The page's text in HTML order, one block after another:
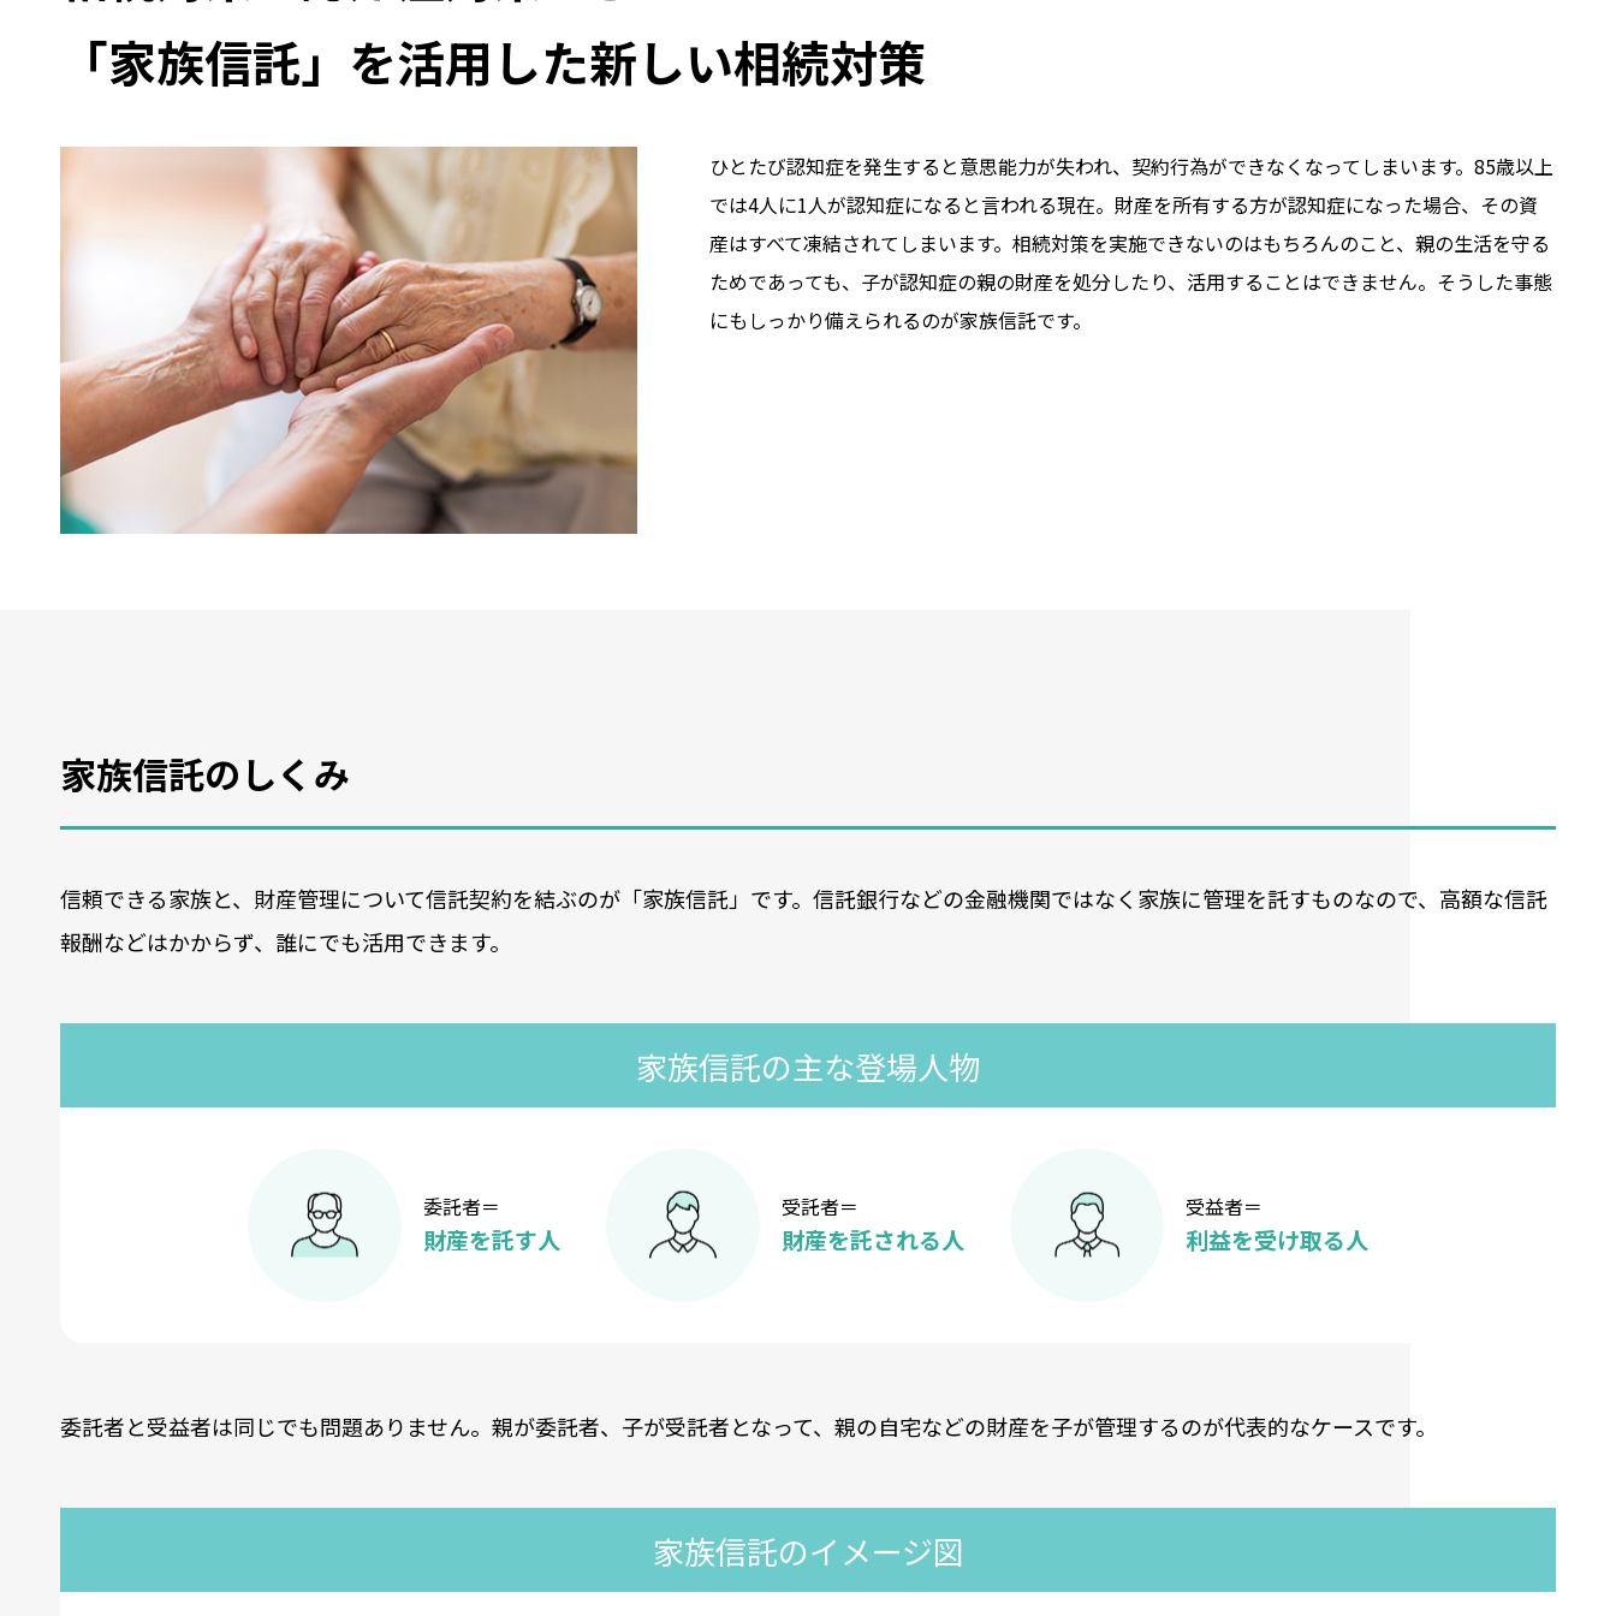
「家族信託」を活用した新しい相続対策
ひとたび認知症を発生すると意思能力が失われ、契約行為ができなくなってしまいます。85歳以上
では4人に1人が認知症になると言われる現在。財産を所有する方が認知症になった場合、その資
産はすべて凍結されてしまいます。相続対策を実施できないのはもちろんのこと、親の生活を守る
ためであっても、子が認知症の親の財産を処分したり、活用することはできません。そうした事態
にもしっかり備えられるのが家族信託です。
家族信託のしくみ
信頼できる家族と、財産管理について信託契約を結ぶのが「家族信託」です。信託銀行などの金融機関ではなく家族に管理を託すものなので、高額な信託
報酬などはかからず、誰にでも活用できます。
家族信託の主な登場人物
委託者＝
財産を託す人
受託者＝
財産を託される人
受益者＝
利益を受け取る人
委託者と受益者は同じでも問題ありません。親が委託者、子が受託者となって、親の自宅などの財産を子が管理するのが代表的なケースです。
家族信託のイメージ図